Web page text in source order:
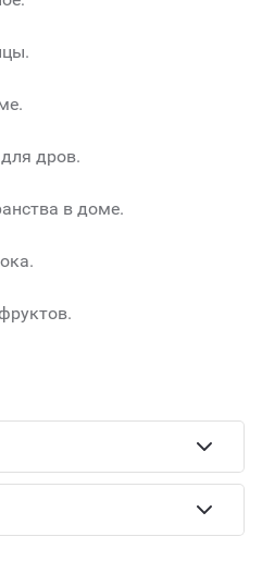
дров.
в доме.